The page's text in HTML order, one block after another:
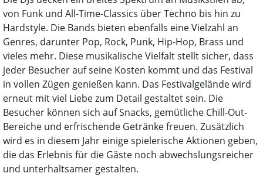
von Funk und All-Time-Classics über Techno bis hin zu
Hardstyle. Die Bands bieten ebenfalls eine Vielzahl an
Genres, darunter Pop, Rock, Punk, Hip-Hop, Brass und
vieles mehr. Diese musikalische Vielfalt stellt sicher, dass
jeder Besucher auf seine Kosten kommt und das Festival
in vollen Zügen genießen kann. Das Festivalgelände wird
erneut mit viel Liebe zum Detail gestaltet sein. Die
Besucher können sich auf Snacks, gemütliche Chill-Out-
Bereiche und erfrischende Getränke freuen. Zusätzlich
wird es in diesem Jahr einige spielerische Aktionen geben,
die das Erlebnis für die Gäste noch abwechslungsreicher
und unterhaltsamer gestalten.